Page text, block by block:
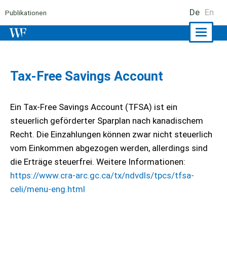
Publikationen De En
Tax-Free Savings Account
Ein Tax-Free Savings Account (TFSA) ist ein
steuerlich geförderter Sparplan nach kanadischem
Recht. Die Einzahlungen können zwar nicht steuerlich
vom Einkommen abgezogen werden, allerdings sind
die Erträge steuerfrei. Weitere Informationen:
https://www.cra-arc.gc.ca/tx/ndvdls/tpcs/tfsa-
celi/menu-eng.html